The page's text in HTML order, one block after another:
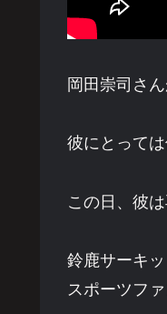
岡田崇司さ
彼にとって
この日、彼
鈴鹿サーキ
スポーツフ